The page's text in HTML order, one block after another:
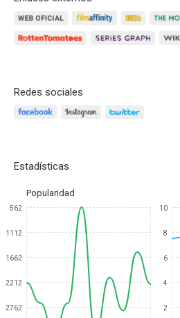
Redes sociales
Estadísticas
Popularidad
562
1112
1662
2212
2762
10
8
6
4
2